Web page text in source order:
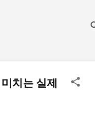
치는 실제